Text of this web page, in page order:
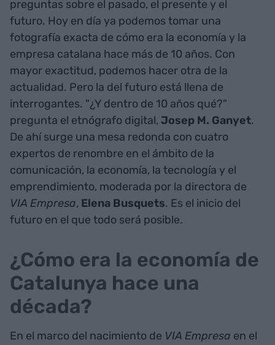
preguntas sobre el pasado, el presente y el
futuro. Hoy en día ya podemos tomar una
fotografía exacta de cómo era la economía y la
empresa catalana hace más de 10 años. Con
mayor exactitud, podemos hacer otra de la
actualidad. Pero la del futuro está llena de
interrogantes. "¿Y dentro de 10 años qué?"
pregunta el etnógrafo digital, Josep M. Ganyet.
De ahí surge una mesa redonda con cuatro
expertos de renombre en el ámbito de la
comunicación, la economía, la tecnología y el
emprendimiento, moderada por la directora de
VIA Empresa, Elena Busquets. Es el inicio del
futuro en el que todo será posible.
¿Cómo era la economía de
Catalunya hace una
década?
En el marco del nacimiento de VIA Empresa en el